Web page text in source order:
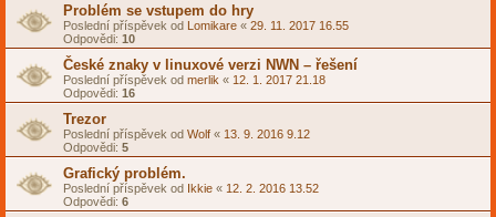
Problém se vstupem do hry
Poslední příspěvek od Lomikare « 29. 11. 2017 16.55
Odpovědi: 10
České znaky v linuxové verzi NWN – řešení
Poslední příspěvek od merlik « 12. 1. 2017 21.18
Odpovědi: 16
Trezor
Poslední příspěvek od Wolf « 13. 9. 2016 9.12
Odpovědi: 5
Grafický problém.
Poslední příspěvek od Ikkie « 12. 2. 2016 13.52
Odpovědi: 6